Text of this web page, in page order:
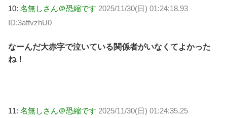
10: 名無しさん＠恐縮です 2025/11/30(日) 01:24:18.93
ID:3affvzhU0
なーんだ大赤字で泣いている関係者がいなくてよかった
ね！
11: 名無しさん＠恐縮です 2025/11/30(日) 01:24:35.25